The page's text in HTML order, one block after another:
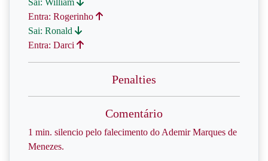
Sai: William
Entra: Rogerinho
Sai: Ronald
Entra: Darci
Penalties
Comentário
1 min. silencio pelo falecimento do Ademir Marques de
Menezes.